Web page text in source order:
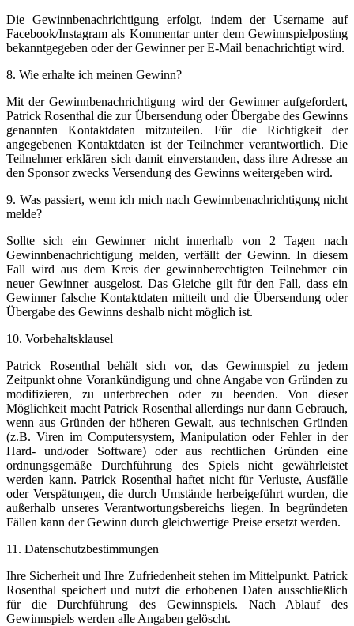
Die Gewinnbenachrichtigung erfolgt, indem der Username auf
Facebook/Instagram als Kommentar unter dem Gewinnspielposting
bekanntgegeben oder der Gewinner per E-Mail benachrichtigt wird.
8. Wie erhalte ich meinen Gewinn?
Mit der Gewinnbenachrichtigung wird der Gewinner aufgefordert,
Patrick Rosenthal die zur Übersendung oder Übergabe des Gewinns
genannten Kontaktdaten mitzuteilen. Für die Richtigkeit der
angegebenen Kontaktdaten ist der Teilnehmer verantwortlich. Die
Teilnehmer erklären sich damit einverstanden, dass ihre Adresse an
den Sponsor zwecks Versendung des Gewinns weitergeben wird.
9. Was passiert, wenn ich mich nach Gewinnbenachrichtigung nicht
melde?
Sollte sich ein Gewinner nicht innerhalb von 2 Tagen nach
Gewinnbenachrichtigung melden, verfällt der Gewinn. In diesem
Fall wird aus dem Kreis der gewinnberechtigten Teilnehmer ein
neuer Gewinner ausgelost. Das Gleiche gilt für den Fall, dass ein
Gewinner falsche Kontaktdaten mitteilt und die Übersendung oder
Übergabe des Gewinns deshalb nicht möglich ist.
10. Vorbehaltsklausel
Patrick Rosenthal behält sich vor, das Gewinnspiel zu jedem
Zeitpunkt ohne Vorankündigung und ohne Angabe von Gründen zu
modifizieren, zu unterbrechen oder zu beenden. Von dieser
Möglichkeit macht Patrick Rosenthal allerdings nur dann Gebrauch,
wenn aus Gründen der höheren Gewalt, aus technischen Gründen
(z.B. Viren im Computersystem, Manipulation oder Fehler in der
Hard- und/oder Software) oder aus rechtlichen Gründen eine
ordnungsgemäße Durchführung des Spiels nicht gewährleistet
werden kann. Patrick Rosenthal haftet nicht für Verluste, Ausfälle
oder Verspätungen, die durch Umstände herbeigeführt wurden, die
außerhalb unseres Verantwortungsbereichs liegen. In begründeten
Fällen kann der Gewinn durch gleichwertige Preise ersetzt werden.
11. Datenschutzbestimmungen
Ihre Sicherheit und Ihre Zufriedenheit stehen im Mittelpunkt. Patrick
Rosenthal speichert und nutzt die erhobenen Daten ausschließlich
für die Durchführung des Gewinnspiels. Nach Ablauf des
Gewinnspiels werden alle Angaben gelöscht.